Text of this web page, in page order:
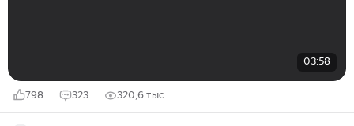
03:58
798 323 320,6 тыс